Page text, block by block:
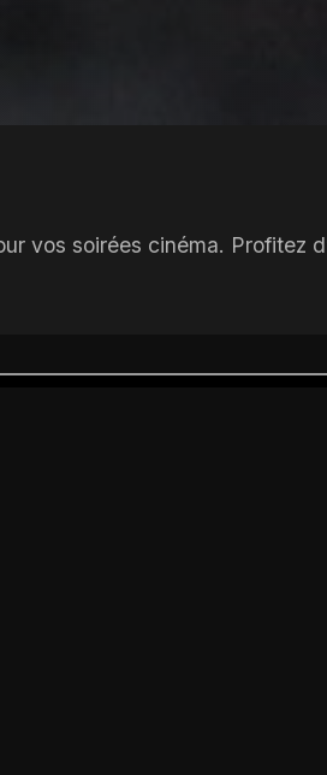
vos soirées cinéma. Profitez